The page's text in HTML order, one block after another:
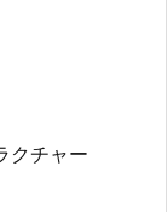
クチャー